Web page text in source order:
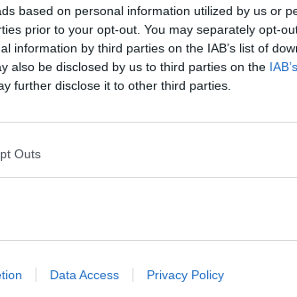
based on personal information utilized by us or
prior to your opt-out. You may separately opt-
information by third parties on the IAB’s list of
also be disclosed by us to third parties on the
further disclose it to other third parties.
Outs
Data Access Privacy Policy
RUBRICHE
Più Letti della settimana